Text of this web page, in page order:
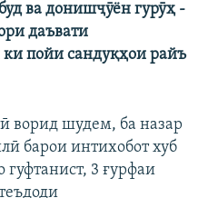
ва донишҷӯён гурӯҳ -
даъвати
ки пойи сандуқҳои райъ
ворид шудем, ба назар
барои интихобот хуб
3 ғурфаи